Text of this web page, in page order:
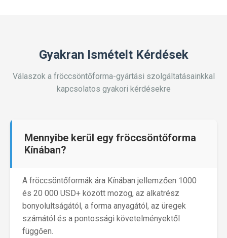
Gyakran Ismételt Kérdések
Válaszok a fröccsöntőforma-gyártási szolgáltatásainkkal
kapcsolatos gyakori kérdésekre
Mennyibe kerül egy fröccsöntőforma
Kínában?
A fröccsöntőformák ára Kínában jellemzően 1000
és 20 000 USD+ között mozog, az alkatrész
bonyolultságától, a forma anyagától, az üregek
számától és a pontossági követelményektől
függően.